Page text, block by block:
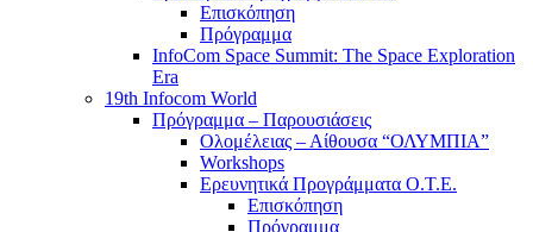
Επισκόπηση
Πρόγραμμα
InfoCom Space Summit: The Space Exploration
Era
19th Infocom World
Πρόγραμμα – Παρουσιάσεις
Ολομέλειας – Αίθουσα “ΟΛΥΜΠΙΑ”
Workshops
Ερευνητικά Προγράμματα Ο.Τ.Ε.
Επισκόπηση
Πρόγραμμα